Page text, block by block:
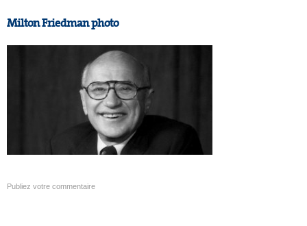
Milton Friedman photo
Publiez votre commentaire